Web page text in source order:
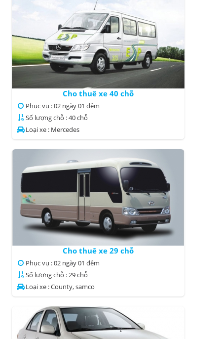
Cho thuê xe 40 chỗ
Phục vụ : 02 ngày 01 đêm
Số lượng chỗ : 40 chỗ
Loại xe : Mercedes
Cho thuê xe 29 chỗ
Phục vụ : 02 ngày 01 đêm
Số lượng chỗ : 29 chỗ
Loại xe : County, samco